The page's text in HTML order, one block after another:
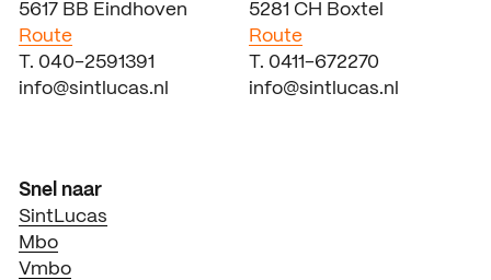
5617 BB Eindhoven
Route
T. 040-2591391
info@sintlucas.nl
5281 CH Boxtel
Route
T. 0411-672270
info@sintlucas.nl
Snel naar
SintLucas
Mbo
Vmbo